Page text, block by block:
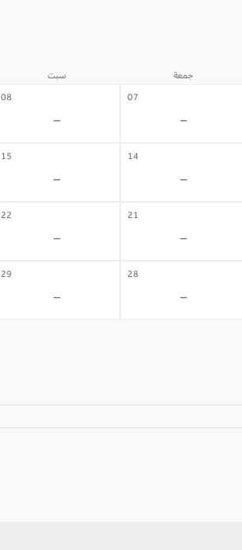
جمعة سبت
07
-
08
-
14
-
15
-
21
-
22
-
28
-
29
-